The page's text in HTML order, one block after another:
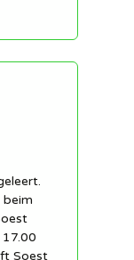
beim
Soest